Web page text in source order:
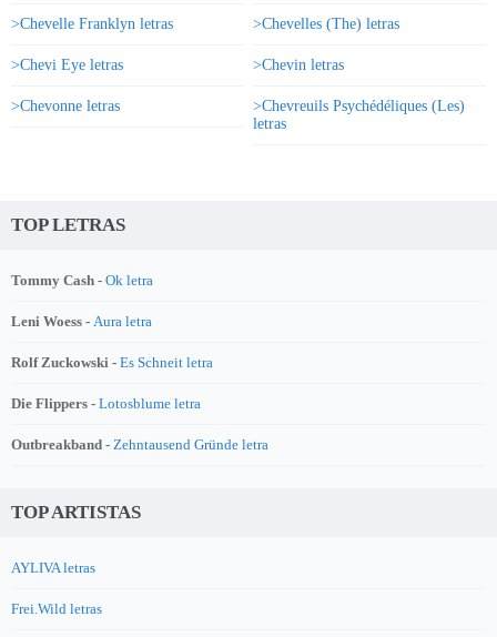
>Chevelle Franklyn letras >Chevelles (The) letras
>Chevi Eye letras >Chevin letras
>Chevonne letras
>Chevreuils Psychédéliques (Les)
letras
TOP LETRAS
Tommy Cash - Ok letra
Leni Woess - Aura letra
Rolf Zuckowski - Es Schneit letra
Die Flippers - Lotosblume letra
Outbreakband - Zehntausend Gründe letra
TOP ARTISTAS
AYLIVA letras
Frei.Wild letras